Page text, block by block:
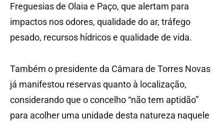
Freguesias de Olaia e Paço, que alertam para
impactos nos odores, qualidade do ar, tráfego
pesado, recursos hídricos e qualidade de vida.
Também o presidente da Câmara de Torres Novas
já manifestou reservas quanto à localização,
considerando que o concelho “não tem aptidão”
para acolher uma unidade desta natureza naquele